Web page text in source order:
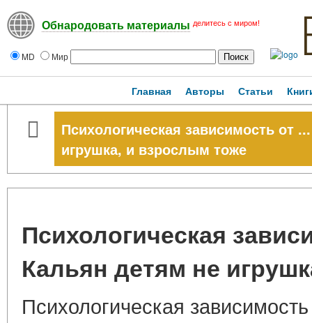
Обнародовать материалы делитесь с миром!
MD Мир
Главная Авторы Статьи
Психологическая зависимость от
игрушка, и взрослым тоже
Психологическая
Кальян детям не
Психологическая